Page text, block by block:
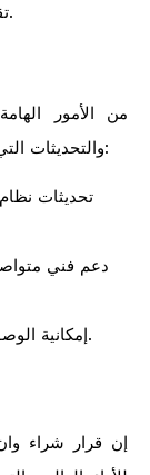
تقنيات تحكم في الطاقة لحماية عمر البطارية.
من الأمور
والتحديثات التي يتلقاها. يضمن لك وان اكس بت الحصول على:
تحديثات
دعم فني
إمكانية الوصول إلى مستجدات قطاع التقنية بشكل سريع.
إن قرار شراء